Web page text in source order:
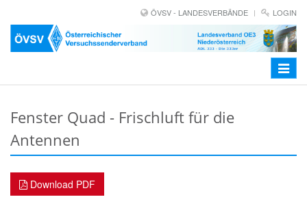
ÖVSV - LANDESVERBÄNDE LOGIN
Toggle
Fenster Quad - Frischluft für die
Antennen
Download PDF